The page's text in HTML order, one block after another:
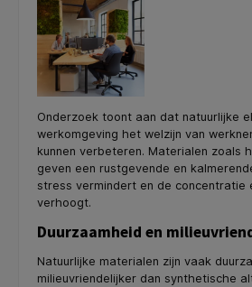
Onderzoek toont aan dat natuurlijke
werkomgeving het welzijn van
kunnen verbeteren. Materialen zoals
geven een rustgevende en
stress vermindert en de concentratie
verhoogt.
Duurzaamheid en
Natuurlijke materialen zijn vaak
milieuvriendelijker dan synthetische